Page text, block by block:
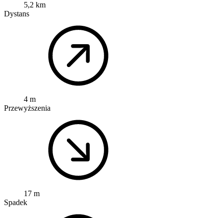
5,2 km
Dystans
4 m
Przewyższenia
17 m
Spadek